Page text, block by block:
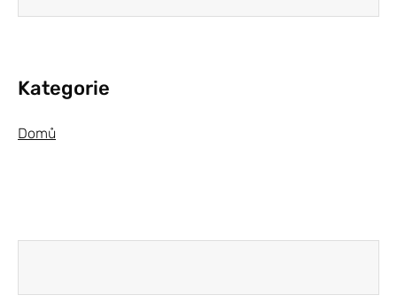
Kategorie
Domů